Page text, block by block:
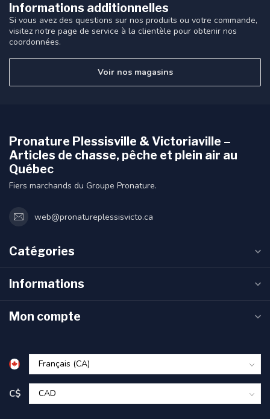
Informations additionnelles
Si vous avez des questions sur nos produits ou votre commande,
visitez notre page de service à la clientèle pour obtenir nos
coordonnées.
Voir nos magasins
Pronature Plessisville & Victoriaville –
Articles de chasse, pêche et plein air au
Québec
Fiers marchands du Groupe Pronature.
web@pronatureplessisvicto.ca
Catégories
Informations
Mon compte
C$